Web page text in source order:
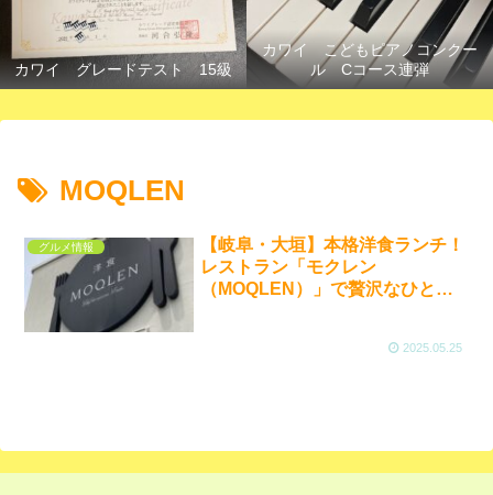
カワイ グレードテスト 15級
カワイ こどもピアノコンクー
ル Cコース連弾
MOQLEN
グルメ情報
【岐阜・大垣】本格洋食ランチ！
レストラン「モクレン
（MOQLEN）」で贅沢なひとと
2025.05.25